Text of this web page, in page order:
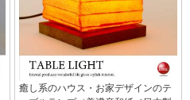
癒し系のハウス・お家デザインのテ